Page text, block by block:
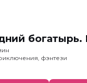
богатырь.
фэнтези